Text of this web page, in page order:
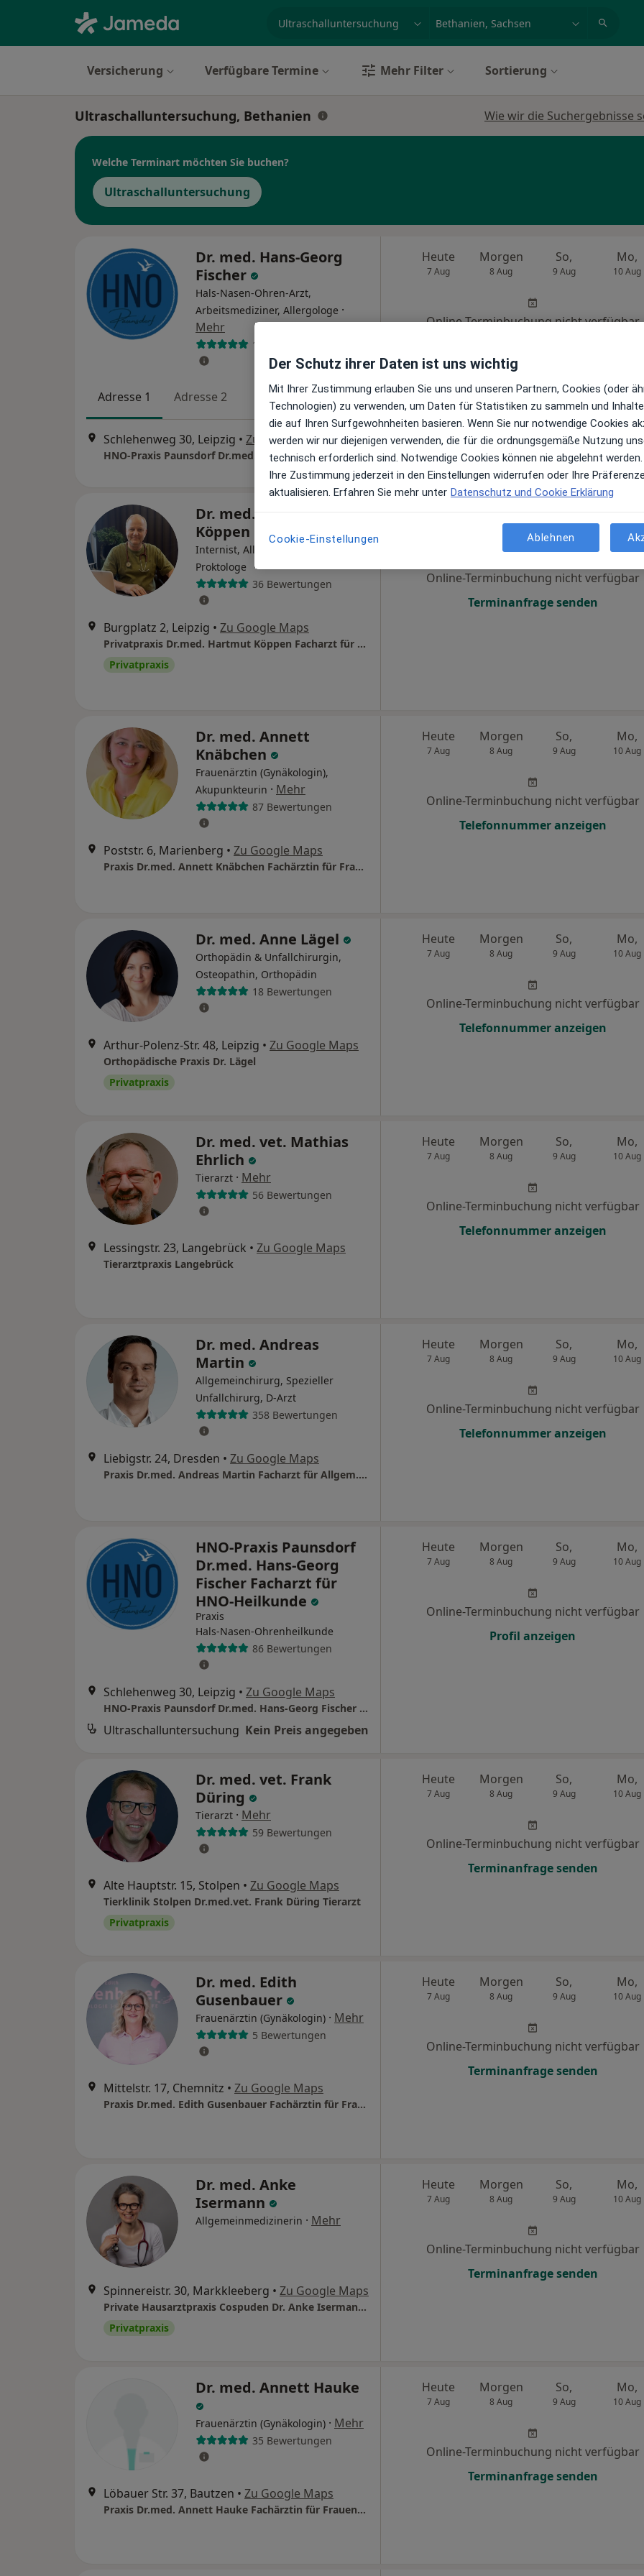
Versicherung Verfügbare Termine Mehr Filter Sortierung
Ultraschalluntersuchung, Bethanien Wie wir die Suchergebnisse
Welche Terminart möchten Sie buchen?
Ultraschalluntersuchung
Dr. med. Hans-Georg
Fischer
Hals-Nasen-Ohren-Arzt,
Arbeitsmediziner, Allergologe ·
Mehr
101 Bewertungen
Adresse 1 Adresse 2
Schlehenweg 30, Leipzig • Zu Google Maps
HNO-Praxis Paunsdorf Dr.med. Hans-Georg Fischer Facharzt für HNO-Heilkunde
Heute
7 Aug
Morgen
8 Aug
So,
9 Aug
Mo,
10 Aug
Online-Terminbuchung nicht verfügbar
Dr. med. Hartmut
Köppen
Internist, Allgemeinmediziner,
Proktologe
36 Bewertungen
Burgplatz 2, Leipzig • Zu Google Maps
Privatpraxis Dr.med. Hartmut Köppen Facharzt für Innere Medizin
Privatpraxis
8 Aug
Online-Terminbuchung nicht verfügbar
Terminanfrage senden
Dr. med. Annett
Knäbchen
Frauenärztin (Gynäkologin),
Akupunkteurin · Mehr
87 Bewertungen
Poststr. 6, Marienberg • Zu Google Maps
Praxis Dr.med. Annett Knäbchen Fachärztin für Frauenheilkunde und Geburtshilfe
Heute
7 Aug
Morgen
8 Aug
So,
9 Aug
Mo,
10 Aug
Online-Terminbuchung nicht verfügbar
Telefonnummer anzeigen
Dr. med. Anne Lägel
Orthopädin & Unfallchirurgin,
Osteopathin, Orthopädin
18 Bewertungen
Arthur-Polenz-Str. 48, Leipzig • Zu Google Maps
Orthopädische Praxis Dr. Lägel
Privatpraxis
Heute
7 Aug
Morgen
8 Aug
So,
9 Aug
Mo,
10 Aug
Online-Terminbuchung nicht verfügbar
Telefonnummer anzeigen
Dr. med. vet. Mathias
Ehrlich
Tierarzt · Mehr
56 Bewertungen
Lessingstr. 23, Langebrück • Zu Google Maps
Tierarztpraxis Langebrück
Heute
7 Aug
Morgen
8 Aug
So,
9 Aug
Mo,
10 Aug
Online-Terminbuchung nicht verfügbar
Telefonnummer anzeigen
Dr. med. Andreas
Martin
Allgemeinchirurg, Spezieller
Unfallchirurg, D-Arzt
358 Bewertungen
Liebigstr. 24, Dresden • Zu Google Maps
Praxis Dr.med. Andreas Martin Facharzt für Allgem. Chirurgie
Heute
7 Aug
Morgen
8 Aug
So,
9 Aug
Mo,
10 Aug
Online-Terminbuchung nicht verfügbar
Telefonnummer anzeigen
HNO-Praxis Paunsdorf
Dr.med. Hans-Georg
Fischer Facharzt für
HNO-Heilkunde
Praxis
Hals-Nasen-Ohrenheilkunde
86 Bewertungen
Schlehenweg 30, Leipzig • Zu Google Maps
HNO-Praxis Paunsdorf Dr.med. Hans-Georg Fischer Facharzt für HNO-Heilkunde
Ultraschalluntersuchung Kein Preis angegeben
Heute
7 Aug
Morgen
8 Aug
So,
9 Aug
Mo,
10 Aug
Online-Terminbuchung nicht verfügbar
Profil anzeigen
Dr. med. vet. Frank
Düring
Tierarzt · Mehr
59 Bewertungen
Alte Hauptstr. 15, Stolpen • Zu Google Maps
Tierklinik Stolpen Dr.med.vet. Frank Düring Tierarzt
Privatpraxis
Heute
7 Aug
Morgen
8 Aug
So,
9 Aug
Mo,
10 Aug
Online-Terminbuchung nicht verfügbar
Terminanfrage senden
Dr. med. Edith
Gusenbauer
Frauenärztin (Gynäkologin) · Mehr
5 Bewertungen
Mittelstr. 17, Chemnitz • Zu Google Maps
Praxis Dr.med. Edith Gusenbauer Fachärztin für Frauenheilkunde und Geburtshilfe
Heute
7 Aug
Morgen
8 Aug
So,
9 Aug
Mo,
10 Aug
Online-Terminbuchung nicht verfügbar
Terminanfrage senden
Dr. med. Anke
Isermann
Allgemeinmedizinerin · Mehr
Spinnereistr. 30, Markkleeberg • Zu Google Maps
Private Hausarztpraxis Cospuden Dr. Anke Isermann Fachärztin f. Allgemeinmedizin
Privatpraxis
Heute
7 Aug
Morgen
8 Aug
So,
9 Aug
Mo,
10 Aug
Online-Terminbuchung nicht verfügbar
Terminanfrage senden
Dr. med. Annett Hauke
Frauenärztin (Gynäkologin) · Mehr
35 Bewertungen
Löbauer Str. 37, Bautzen • Zu Google Maps
Praxis Dr.med. Annett Hauke Fachärztin für Frauenheilkunde und Geburtshilfe
Heute
7 Aug
Morgen
8 Aug
So,
9 Aug
Mo,
10 Aug
Online-Terminbuchung nicht verfügbar
Terminanfrage senden
Der Schutz ihrer Daten ist uns wichtig
Mit Ihrer Zustimmung erlauben Sie uns und unseren Partnern, Cookies (oder
Technologien) zu verwenden, um Daten für Statistiken zu sammeln und
die auf Ihren Surfgewohnheiten basieren. Wenn Sie nur notwendige Cookies
werden wir nur diejenigen verwenden, die für die ordnungsgemäße Nutzung
technisch erforderlich sind. Notwendige Cookies können nie abgelehnt werden.
Ihre Zustimmung jederzeit in den Einstellungen widerrufen oder Ihre
aktualisieren. Erfahren Sie mehr unter Datenschutz und Cookie Erklärung
Cookie-Einstellungen Ablehnen